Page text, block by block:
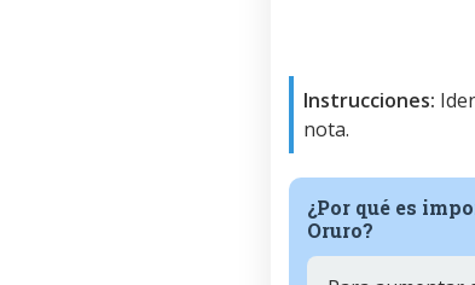
Instrucciones:
nota.
¿Por qué es
Oruro?